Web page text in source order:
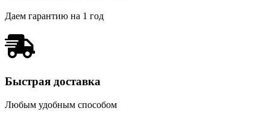
Даем гарантию на 1 год
Быстрая доставка
Любым удобным способом